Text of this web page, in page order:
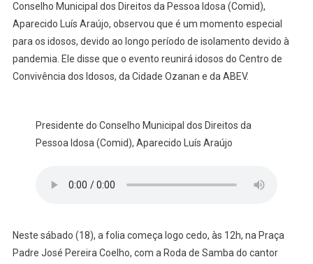
Conselho Municipal dos Direitos da Pessoa Idosa (Comid),
Aparecido Luís Araújo, observou que é um momento especial
para os idosos, devido ao longo período de isolamento devido à
pandemia. Ele disse que o evento reunirá idosos do Centro de
Convivência dos Idosos, da Cidade Ozanan e da ABEV.
Presidente do Conselho Municipal dos Direitos da
Pessoa Idosa (Comid), Aparecido Luís Araújo
Neste sábado (18), a folia começa logo cedo, às 12h, na Praça
Padre José Pereira Coelho, com a Roda de Samba do cantor